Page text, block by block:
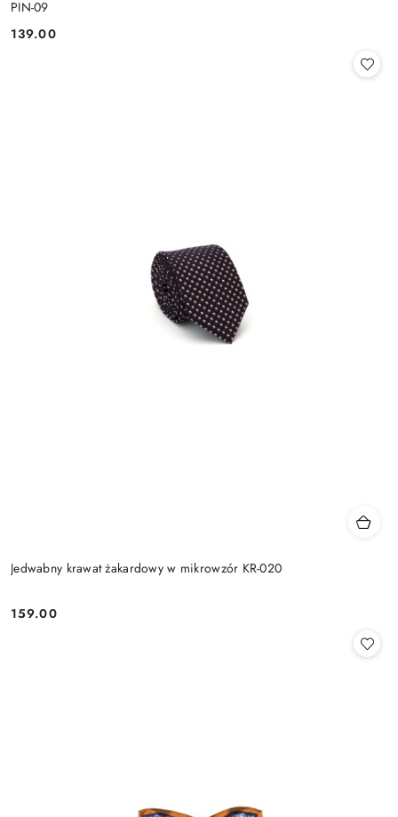
PIN-09
Cena:
139.00
Jedwabny krawat żakardowy w mikrowzór KR-020
Cena:
159.00